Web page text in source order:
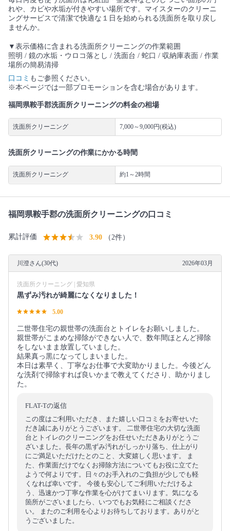
れや、カビや水垢が付きやすい場所です。マイスターのクリーニ
ングサービスで清潔で快適な１日を始められる洗面所を取り戻し
ませんか。
▼表示価格に含まれる洗面所クリーニングの作業範囲
照明 / 鏡の水垢・ウロコ落とし / 洗面台 / 蛇口 / 収納庫表面 / 作業
場所の簡易清掃
口コミ もご参照ください。
※本ページでは一部プロモーションを含む場合があります。
福岡県鞍手郡洗面所クリーニングの料金の相場
洗面所クリーニング 7,000～9,000円(税込)
洗面所クリーニングの作業にかかる時間
洗面所クリーニング 約1～2時間
福岡県鞍手郡の洗面所クリーニングの口コミ
累計評価 3.90 （2件）
川澄さん(30代) 2026年03月
洗面所クリーニング | 愛知県
黒ずみ汚れが綺麗になくなりました！
5.00
二世帯住宅の親世帯の洗面台とトイレをお願いしました。
親世帯がこまめな掃除ができない人で、数年間ほとんど掃除
をしないまま放置していました。
結果真っ黒になってしまいました。
本日は素早く、丁寧なお仕事で大変助かりました。今後どん
な洗剤で掃除すれば良いかまで教えてくださり、助かりまし
た。
FLAT-Tの返信
この度はご利用いただき、また嬉しい口コミをお寄せいた
だき誠にありがとうございます。 二世帯住宅の大切な洗面
台とトイレのクリーニングをお任せいただきありがとうご
ざいました。長年の黒ずみ汚れがしっかり落ち、仕上がり
にご満足いただけたとのこと、大変嬉しく思います。 ま
た、作業面だけでなくお掃除方法についてもお役に立てた
ようで何よりです。日々のお手入れのご負担が少しでも軽
くなれば幸いです。 今後も安心してご利用いただけるよ
う、迅速かつ丁寧な作業を心がけてまいります。気になる
箇所がございましたら、いつでもお気軽にご相談くださ
い。 またのご利用を心よりお待ちしております。ありがと
うございました。